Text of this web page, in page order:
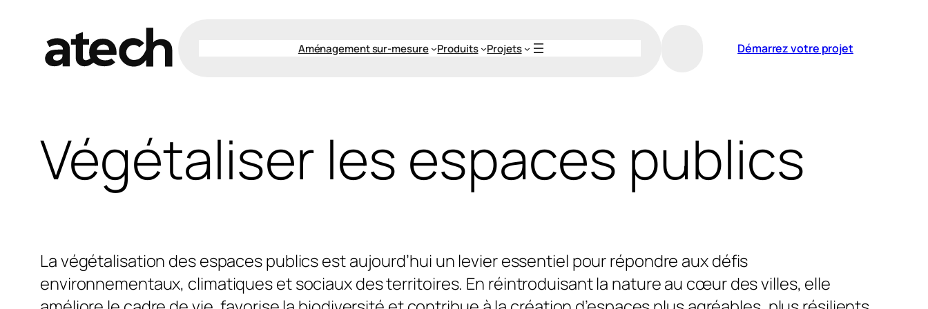
Aménagement sur-mesure Produits Projets Démarrez votre projet
Végétaliser les espaces publics
La végétalisation des espaces publics est aujourd’hui un levier essentiel pour répondre aux défis
environnementaux, climatiques et sociaux des territoires. En réintroduisant la nature au cœur des villes, elle